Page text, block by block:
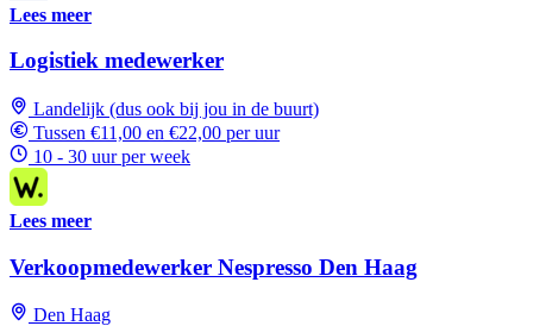
Lees meer
Logistiek medewerker
Landelijk (dus ook bij jou in de buurt)
Tussen €11,00 en €22,00 per uur
10 - 30 uur per week
Lees meer
Verkoopmedewerker Nespresso Den Haag
Den Haag